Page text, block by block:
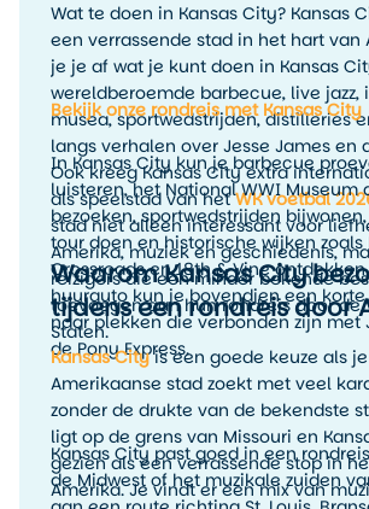
Wat te doen in Kansas City? Kansas
een verrassende stad in het hart van
je je af wat je kunt doen in Kansas
wereldberoemde barbecue, live jazz,
musea, sportwedstrijden, distilleries
langs verhalen over Jesse James en
Ook kreeg Kansas City extra
als speelstad van hetWK voetbal
stad niet alleen interessant voor
Amerika, muziek en geschiedenis,
reizigers die een minder bekende
toevoegen aan hun rondreis door de
Staten.
Bekijk onze rondreis met Kansas City
In Kansas City kun je barbecue
luisteren, het National WWI Museum
bezoeken, sportwedstrijden
tour doen en historische wijken zoals
Crossroads en 18th & Vine
huurauto kun je bovendien een
naar plekken die verbonden zijn met
de Pony Express.
Waarom Kansas City
tijdens een rondreis door
Kansas Cityis een goede keuze als
Amerikaanse stad zoekt met veel
zonder de drukte van de bekendste
ligt op de grens van Missouri en
gezien als een verrassende stop in
Amerika. Je vindt er een mix van
Kansas City past goed in een
de Midwest of het muzikale zuiden